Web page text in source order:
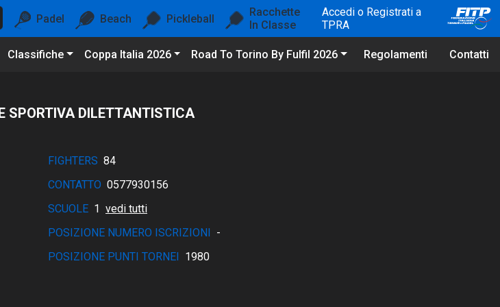
Padel Beach Pickleball
Racchette
In Classe
Accedi o Registrati a
TPRA
Classifiche Coppa Italia 2026 Road To Torino By Fulfil 2026 Regolamenti Contatti
SPORTIVA DILETTANTISTICA
FIGHTERS 84
CONTATTO 0577930156
SCUOLE 1 vedi tutti
POSIZIONE NUMERO ISCRIZIONI -
POSIZIONE PUNTI TORNEI 1980